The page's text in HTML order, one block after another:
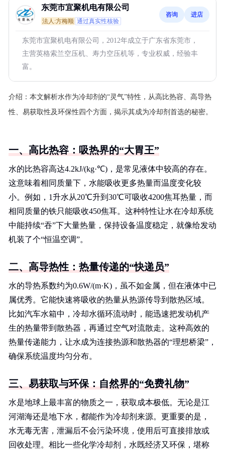
东莞市宜聚机电有限公司
法人:方梅顺 通过真实性核验
咨询 进店
东莞市宜聚机电有限公司，2012年成立于广东省东莞市，
主营英格索兰空压机、寿力空压机等，专业权威，经验丰
富。
介绍： 本文解析水作为冷却剂的“灵气”特性，从高比热容、高导热
性、易获取性及环保性四个方面，揭示其成为冷却剂首选的秘密。
一、高比热容：吸热界的“大胃王”
水的比热容高达4.2kJ/(kg·℃)，是常见液体中较高的存在。
这意味着相同质量下，水能吸收更多热量而温度变化较
小。例如，1升水从20℃升到30℃可吸收4200焦耳热量，而
相同质量的铁只能吸收450焦耳。这种特性让水在冷却系统
中能持续“吞”下大量热量，保持设备温度稳定，就像给发动
机装了个“恒温空调”。
二、高导热性：热量传递的“快递员”
水的导热系数约为0.6W/(m·K)，虽不如金属，但在液体中已
属优秀。它能快速将吸收的热量从热源传导到散热区域。
比如汽车水箱中，冷却水循环流动时，能迅速把发动机产
生的热量带到散热器，再通过空气对流散走。这种高效的
热量传递能力，让水成为连接热源和散热器的“理想桥梁”，
确保系统温度均匀分布。
三、易获取与环保：自然界的“免费礼物”
水是地球上最丰富的物质之一，获取成本极低。无论是江
河湖海还是地下水，都能作为冷却剂来源。更重要的是，
水无毒无害，泄漏后不会污染环境，使用后可直接排放或
回收处理。相比一些化学冷却剂，水既经济又环保，堪称